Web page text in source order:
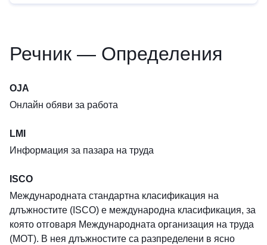
Речник — Определения
OJA
Онлайн обяви за работа
LMI
Информация за пазара на труда
ISCO
Международната стандартна класификация на
длъжностите (ISCO) е международна класификация, за
която отговаря Международната организация на труда
(МОТ). В нея длъжностите са разпределени в ясно